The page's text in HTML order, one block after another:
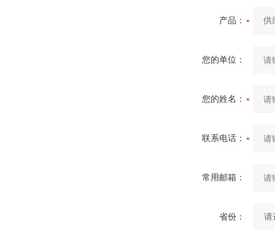
产品：
您的单位：
您的姓名：
联系电话：
常用邮箱：
省份：